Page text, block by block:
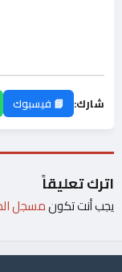
شارك: 📘 فيسبوك
اترك تعليقاً
يجب أنت تكونمسجل